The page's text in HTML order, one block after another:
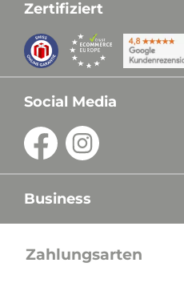
Zertifiziert
Social Media
Business
Zahlungsarten